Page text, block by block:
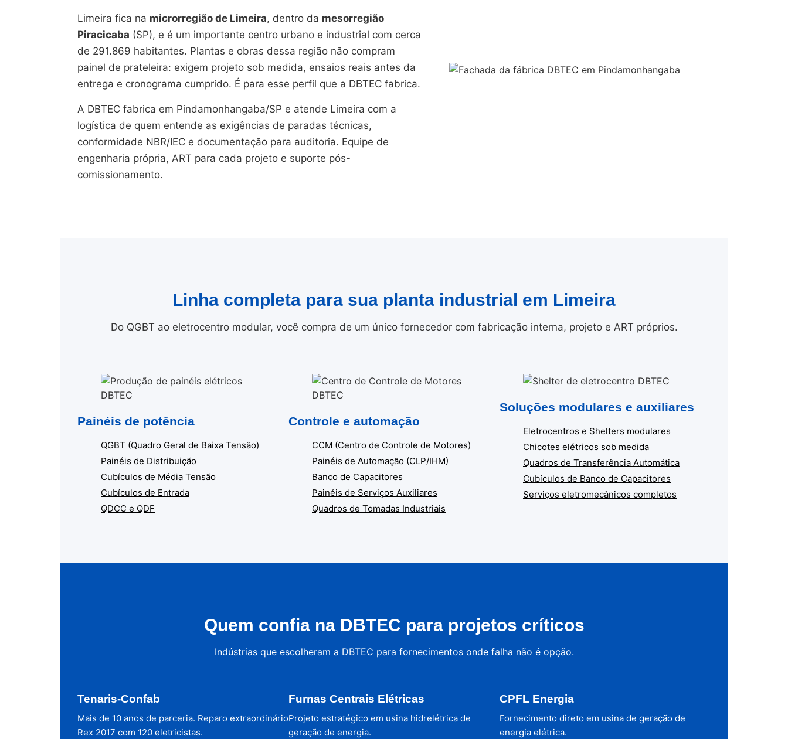
Limeira fica na microrregião de Limeira, dentro da mesorregião
Piracicaba (SP), e é um importante centro urbano e industrial com cerca
de 291.869 habitantes. Plantas e obras dessa região não compram
painel de prateleira: exigem projeto sob medida, ensaios reais antes da
entrega e cronograma cumprido. É para esse perfil que a DBTEC fabrica.
A DBTEC fabrica em Pindamonhangaba/SP e atende Limeira com a
logística de quem entende as exigências de paradas técnicas,
conformidade NBR/IEC e documentação para auditoria. Equipe de
engenharia própria, ART para cada projeto e suporte pós-
comissionamento.
Linha completa para sua planta industrial em Limeira
Do QGBT ao eletrocentro modular, você compra de um único fornecedor com fabricação interna, projeto e ART próprios.
Painéis de potência
QGBT (Quadro Geral de Baixa Tensão)
Painéis de Distribuição
Cubículos de Média Tensão
Cubículos de Entrada
QDCC e QDF
Controle e automação
CCM (Centro de Controle de Motores)
Painéis de Automação (CLP/IHM)
Banco de Capacitores
Painéis de Serviços Auxiliares
Quadros de Tomadas Industriais
Soluções modulares e auxiliares
Eletrocentros e Shelters modulares
Chicotes elétricos sob medida
Quadros de Transferência Automática
Cubículos de Banco de Capacitores
Serviços eletromecânicos completos
Quem confia na DBTEC para projetos críticos
Indústrias que escolheram a DBTEC para fornecimentos onde falha não é opção.
Tenaris-Confab
Mais de 10 anos de parceria. Reparo extraordinário
Rex 2017 com 120 eletricistas.
Furnas Centrais Elétricas
Projeto estratégico em usina hidrelétrica de
geração de energia.
CPFL Energia
Fornecimento direto em usina de geração de
energia elétrica.